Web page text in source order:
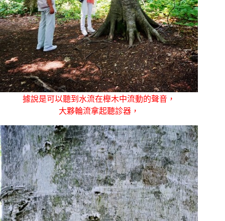
據說是可以聽到水流在櫸木中流動的聲音，
大夥輪流拿起聽診器，